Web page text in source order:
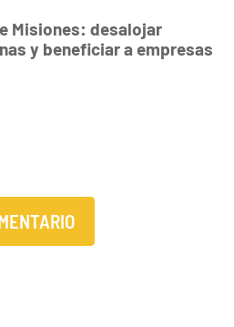
Misiones: desalojar
y beneficiar a empresas